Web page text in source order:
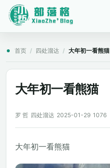
首页 / 四处溜达 / 大年初一看熊猫
大年初一看熊猫
罗 哲 四处溜达 2025-01-29 1076
大年初一看熊猫